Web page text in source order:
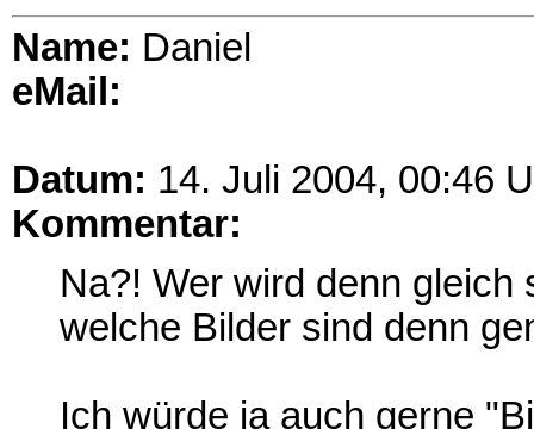
Name: Daniel
eMail:
Datum: 14. Juli 2004, 00:46
Kommentar:
Na?! Wer wird denn
welche Bilder sind denn
Ich würde ja auch gerne